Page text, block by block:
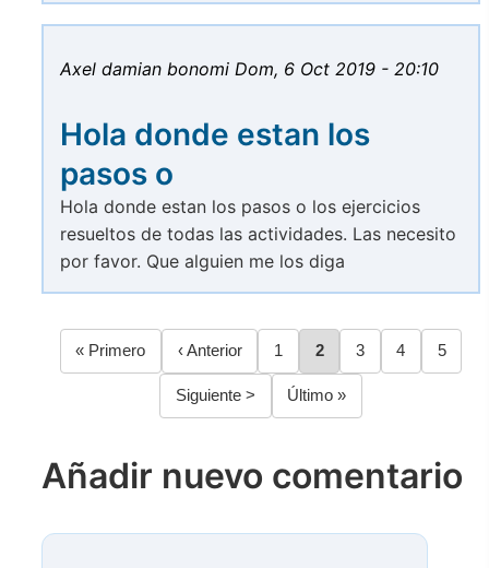
Axel damian bonomi Dom, 6 Oct 2019 - 20:10
Hola donde estan los
pasos o
Hola donde estan los pasos o los ejercicios
resueltos de todas las actividades. Las necesito
por favor. Que alguien me los diga
Paginación
Primera
página
« Primero
Página
anterior
‹ Anterior Página
1 Página
2 Página
3 Página
4 Página
5
Siguiente
página
Siguiente >
Última
página
Último »
Añadir nuevo comentario